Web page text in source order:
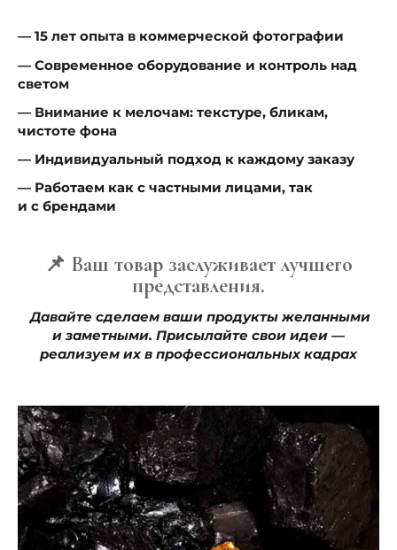
— 15 лет опыта в коммерческой фотографии
— Современное оборудование и контроль над
светом
— Внимание к мелочам: текстуре, бликам,
чистоте фона
— Индивидуальный подход к каждому заказу
— Работаем как с частными лицами, так
и с брендами
📌 Ваш товар заслуживает лучшего
представления.
Давайте сделаем ваши продукты желанными
и заметными. Присылайте свои идеи —
реализуем их в профессиональных кадрах